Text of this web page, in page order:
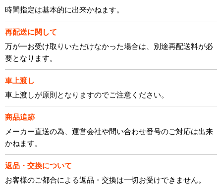
時間指定は基本的に出来かねます。
再配送に関して
万が一お受け取りいただけなかった場合は、別途再配送料が必
要となります。
車上渡し
車上渡しが原則となりますのでご注意ください。
商品追跡
メーカー直送の為、運営会社や問い合わせ番号のご対応は出来
かねます。
返品・交換について
お客様のご都合による返品・交換は一切お受けできません。